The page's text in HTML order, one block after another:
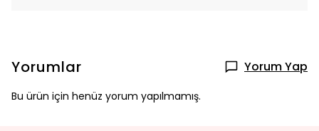
Yorumlar Yorum Yap
Bu ürün için henüz yorum yapılmamış.